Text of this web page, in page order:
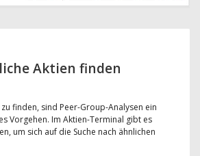
Aktien finden
finden, sind Peer-Group-Analysen ein
Vorgehen. Im Aktien-Terminal gibt es
um sich auf die Suche nach ähnlichen